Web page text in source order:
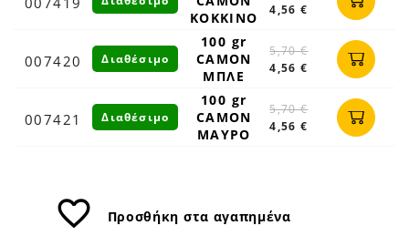
ΚΟΚΚΙΝΟ
4,56 €
007420
100 gr
CAMON
ΜΠΛΕ
5,70 €
4,56 €
Διαθέσιμο
007421
100 gr
CAMON
ΜΑΥΡΟ
5,70 €
4,56 €
Διαθέσιμο
favorite_border Προσθήκη στα αγαπημένα